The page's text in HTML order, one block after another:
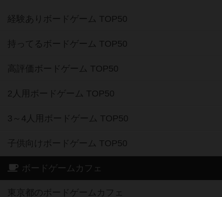
経験ありボードゲーム TOP50
持ってるボードゲーム TOP50
高評価ボードゲーム TOP50
2人用ボードゲーム TOP50
3～4人用ボードゲーム TOP50
子供向けボードゲーム TOP50
ボードゲームカフェ
東京都のボードゲームカフェ